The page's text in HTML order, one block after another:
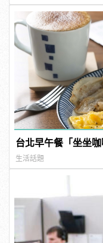
台北早午餐「坐坐
生活話題